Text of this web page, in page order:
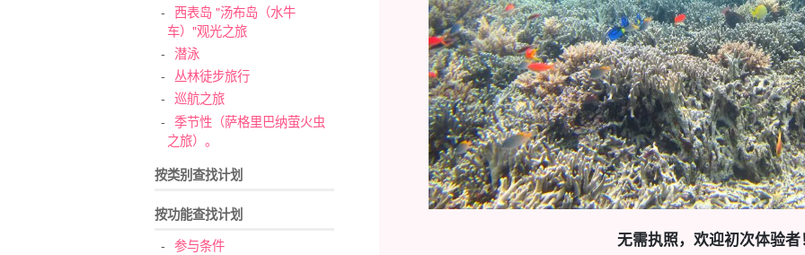
西表岛 "汤布岛（水牛
车）"观光之旅
潜泳
丛林徒步旅行
巡航之旅
季节性（萨格里巴纳萤火虫
之旅）。
按类别查找计划
按功能查找计划
参与条件
无需执照，欢迎初次体验者